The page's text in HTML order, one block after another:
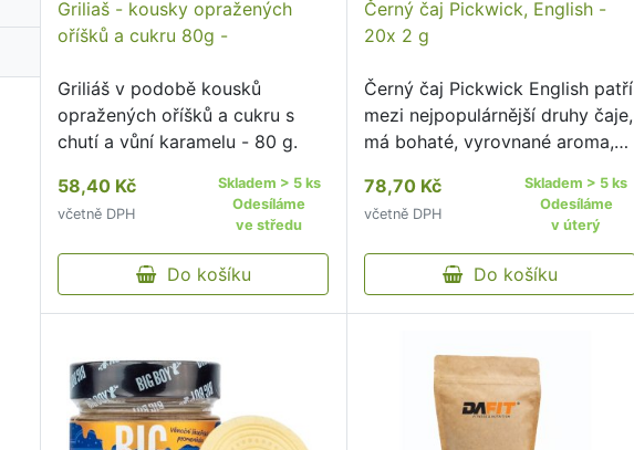
Griliaš - kousky opražených
oříšků a cukru 80g -
Griliáš v podobě kousků
opražených oříšků a cukru s
chutí a vůní karamelu - 80 g.
58,40 Kč
včetně DPH
Skladem > 5 ks
Odesíláme
ve středu
Do košíku
Černý čaj Pickwick, English -
20x 2 g
Černý čaj Pickwick English patří
mezi nejpopulárnější druhy čaje,
má bohaté, vyrovnané aroma,
zjemnit mlékem Hodí se pro
každou příležitost po celý den
Obsahuje fluorid, …
78,70 Kč
včetně DPH
Skladem > 5 ks
Odesíláme
v úterý
Do košíku